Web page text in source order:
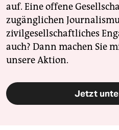
auf. Eine offene
zugänglichen
zivilgesellschaftliches
auch? Dann machen Sie
unsere Aktion.
Jetzt